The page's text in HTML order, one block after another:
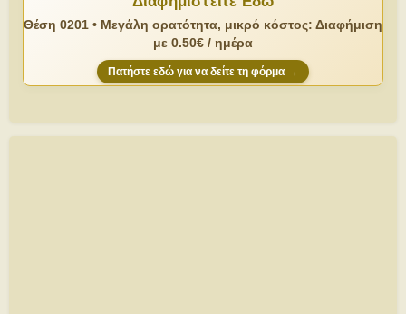
Θέση 0201 • Μεγάλη ορατότητα, μικρό κόστος: Διαφήμιση
με 0.50€ / ημέρα
Πατήστε εδώ για να δείτε τη φόρμα →